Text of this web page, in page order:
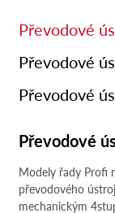
Převodové
Převodové
Převodové
Převodové
Modely řady Profi
převodového
mechanickým